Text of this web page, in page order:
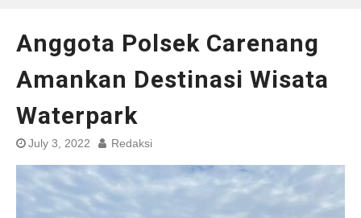
Anggota Polsek Carenang
Amankan Destinasi Wisata
Waterpark
July 3, 2022 Redaksi